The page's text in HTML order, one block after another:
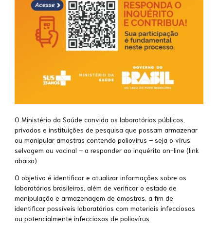
O Ministério da Saúde convida os laboratórios públicos,
privados e instituições de pesquisa que possam armazenar
ou manipular amostras contendo poliovírus – seja o vírus
selvagem ou vacinal – a responder ao inquérito on-line (link
abaixo).
O objetivo é identificar e atualizar informações sobre os
laboratórios brasileiros, além de verificar o estado de
manipulação e armazenagem de amostras, a fim de
identificar possíveis laboratórios com materiais infecciosos
ou potencialmente infecciosos de poliovírus.